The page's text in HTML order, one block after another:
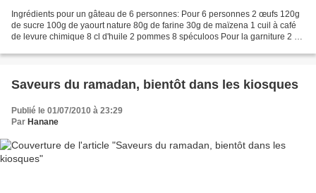
Ingrédients pour un gâteau de 6 personnes: Pour 6 personnes 2 œufs 120g
de sucre 100g de yaourt nature 80g de farine 30g de maïzena 1 cuil à café
de levure chimique 8 cl d'huile 2 pommes 8 spéculoos Pour la garniture 2 ou
Saveurs du ramadan, bientôt dans les kiosques
Publié le 01/07/2010 à 23:29
Par Hanane